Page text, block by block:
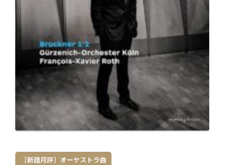
［新譜月評］オーケストラ曲